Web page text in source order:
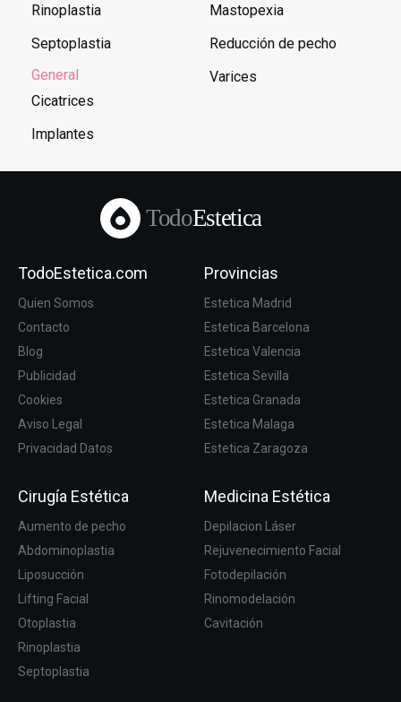
Rinoplastia
Septoplastia
General
Cicatrices
Implantes
Mastopexia
Reducción de pecho
Varices
TodoEstetica
TodoEstetica.com
Quien Somos
Contacto
Blog
Publicidad
Cookies
Aviso Legal
Privacidad Datos
Provincias
Estetica Madrid
Estetica Barcelona
Estetica Valencia
Estetica Sevilla
Estetica Granada
Estetica Malaga
Estetica Zaragoza
Cirugía Estética
Aumento de pecho
Abdominoplastia
Liposucción
Lifting Facial
Otoplastia
Rinoplastia
Septoplastia
Medicina Estética
Depilacion Láser
Rejuvenecimiento Facial
Fotodepilación
Rinomodelación
Cavitación